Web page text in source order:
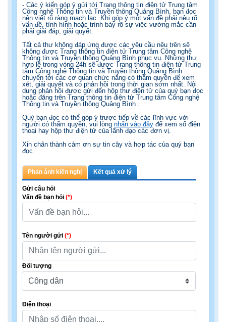
- Các ý kiến góp ý gửi tới Trang thông tin điện tử Trung tâm
Công nghệ Thông tin và Truyền thông Quảng Bình, bạn đọc
nên viết rõ ràng mạch lạc. Khi góp ý một vấn đề phải nêu rõ
vấn đề, tình hình hoặc trình bày rõ sự việc vướng mắc cần
phải giải đáp, giải quyết.
Tất cả thư không đáp ứng được các yêu cầu nêu trên sẽ
không được Trang thông tin điện tử Trung tâm Công nghệ
Thông tin và Truyền thông Quảng Bình phục vụ. Những thư
hợp lệ trong vòng 24h sẽ được Trang thông tin điện tử Trung
tâm Công nghệ Thông tin và Truyền thông Quảng Bình
chuyển tới các cơ quan chức năng có thẩm quyền để xem
xét, giải quyết và có phản hồi trong thời gian sớm nhất. Nội
dung phản hồi được gửi đến hộp thư điện tử của quý bạn đọc
hoặc đăng trên Trang thông tin điện tử Trung tâm Công nghệ
Thông tin và Truyền thông Quảng Bình .
Quý bạn đọc có thể góp ý trược tiếp về các lĩnh vực với
người có thẩm quyền, vui lòng nhấn vào đây để xem số điện
thoại hay hộp thư điện tử của lãnh đạo các đơn vị.
Xin chân thành cảm ơn sự tin cây và hợp tác của quý bạn
đọc
Phản ánh kiến nghị Kết quả xử lý
Gửi câu hỏi
Vấn đề bạn hỏi (*)
Tên người gửi (*)
Đối tượng
Điện thoại